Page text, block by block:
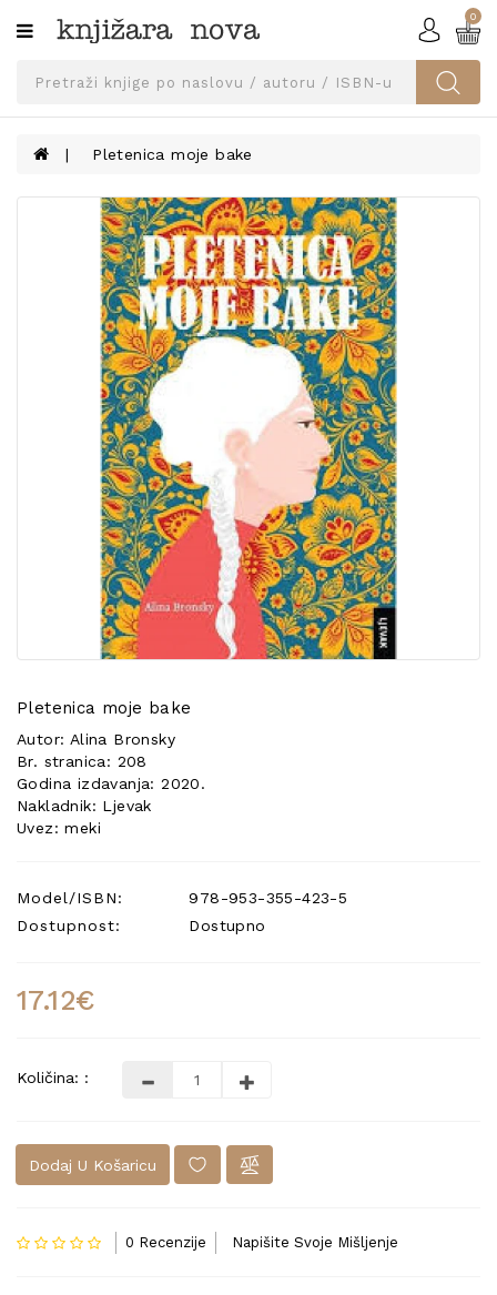
Kategorije
SVEUČILIŠNA
UDŽBENICI
KNJIGE
PRIBOR
UDŽBENIKE!
POSEBNA
0
Pletenica moje bake
Pletenica moje bake
Autor: Alina Bronsky
Br. stranica: 208
Godina izdavanja: 2020.
Nakladnik: Ljevak
Uvez: meki
Model/ISBN:
978-953-355-423-5
Dostupnost:
Dostupno
17.12€
Količina: :
Dodaj U Košaricu
0 Recenzije Napišite Svoje Mišljenje